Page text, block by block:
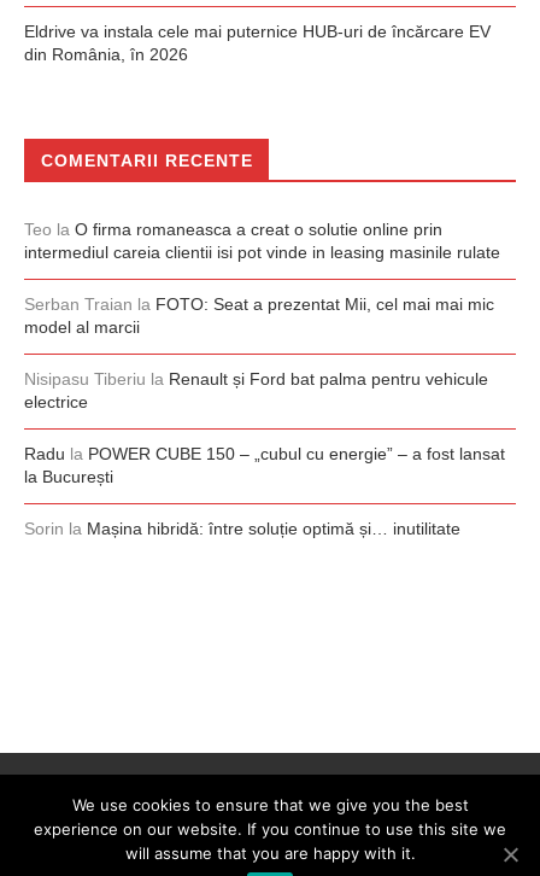
Eldrive va instala cele mai puternice HUB-uri de încărcare EV
din România, în 2026
COMENTARII RECENTE
Teo la O firma romaneasca a creat o solutie online prin
intermediul careia clientii isi pot vinde in leasing masinile rulate
Serban Traian la FOTO: Seat a prezentat Mii, cel mai mai mic
model al marcii
Nisipasu Tiberiu la Renault și Ford bat palma pentru vehicule
electrice
Radu la POWER CUBE 150 – „cubul cu energie” – a fost lansat
la București
Sorin la Mașina hibridă: între soluție optimă și… inutilitate
We use cookies to ensure that we give you the best
experience on our website. If you continue to use this site we
will assume that you are happy with it.